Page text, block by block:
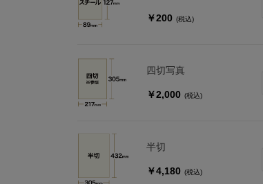
￥200 (税込)
四切写真
￥2,000 (税込)
半切
￥4,180 (税込)